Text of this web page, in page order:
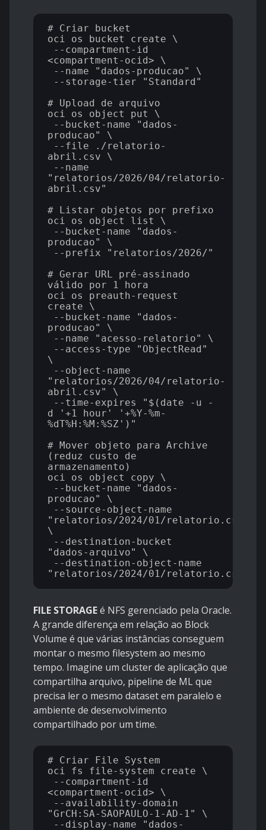
# Criar bucket
oci os bucket create \
--compartment-id
<compartment-ocid> \
--name "dados-producao" \
--storage-tier "Standard"
# Upload de arquivo
oci os object put \
--bucket-name "dados-
producao" \
--file ./relatorio-
abril.csv \
--name
"relatorios/2026/04/relatorio-
abril.csv"
# Listar objetos por prefixo
oci os object list \
--bucket-name "dados-
producao" \
--prefix "relatorios/2026/"
# Gerar URL pré-assinado
válido por 1 hora
oci os preauth-request
create \
--bucket-name "dados-
producao" \
--name "acesso-relatorio" \
--access-type "ObjectRead"
\
--object-name
"relatorios/2026/04/relatorio-
abril.csv" \
--time-expires "$(date -u -
d '+1 hour' '+%Y-%m-
%dT%H:%M:%SZ')"
# Mover objeto para Archive
(reduz custo de
armazenamento)
oci os object copy \
--bucket-name "dados-
producao" \
--source-object-name
"relatorios/2024/01/relatorio.csv"
\
--destination-bucket
"dados-arquivo" \
--destination-object-name
FILE STORAGEé NFS gerenciado pela Oracle.
A grande diferença em relação ao Block
Volume é que várias instâncias conseguem
montar o mesmo filesystem ao mesmo
tempo. Imagine um cluster de aplicação que
compartilha arquivo, pipeline de ML que
precisa ler o mesmo dataset em paralelo e
ambiente de desenvolvimento
compartilhado por um time.
# Criar File System
oci fs file-system create \
--compartment-id
<compartment-ocid> \
--availability-domain
"GrCH:SA-SAOPAULO-1-AD-1" \
--display-name "dados-